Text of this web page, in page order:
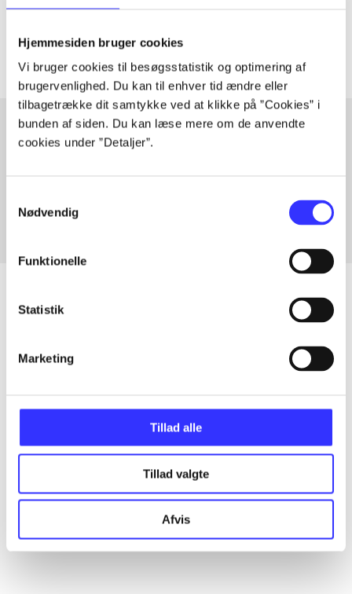
Hjemmesiden bruger cookies
Vi bruger cookies til besøgsstatistik og optimering af
brugervenlighed. Du kan til enhver tid ændre eller
tilbagetrække dit samtykke ved at klikke på ”Cookies” i
bunden af siden. Du kan læse mere om de anvendte
cookies under ”Detaljer”.
Nødvendig
Funktionelle
Statistik
Marketing
Tillad alle
Tillad valgte
Afvis
Alle registrerede artikler fordelt på udgivelser
...